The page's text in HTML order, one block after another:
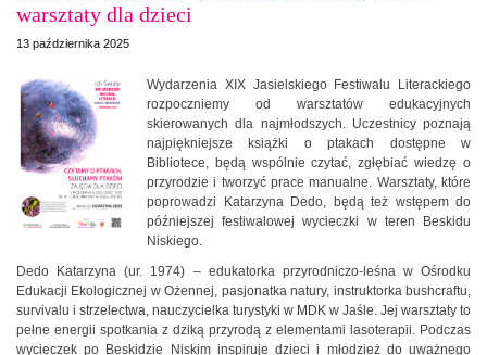
warsztaty dla dzieci
13 października 2025
Wydarzenia XIX Jasielskiego Festiwalu Literackiego
rozpoczniemy od warsztatów edukacyjnych
skierowanych dla najmłodszych. Uczestnicy poznają
najpiękniejsze książki o ptakach dostępne w
Bibliotece, będą wspólnie czytać, zgłębiać wiedzę o
przyrodzie i tworzyć prace manualne. Warsztaty, które
poprowadzi Katarzyna Dedo, będą też wstępem do
późniejszej festiwalowej wycieczki w teren Beskidu
Niskiego.
Dedo Katarzyna (ur. 1974) – edukatorka przyrodniczo-leśna w Ośrodku
Edukacji Ekologicznej w Ożennej, pasjonatka natury, instruktorka bushcraftu,
survivalu i strzelectwa, nauczycielka turystyki w MDK w Jaśle. Jej warsztaty to
pełne energii spotkania z dziką przyrodą z elementami lasoterapii. Podczas
wycieczek po Beskidzie Niskim inspiruje dzieci i młodzież do uważnego